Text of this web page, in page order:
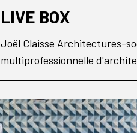
LIVE BOX
Joël Claisse Architectures-
multiprofessionnelle